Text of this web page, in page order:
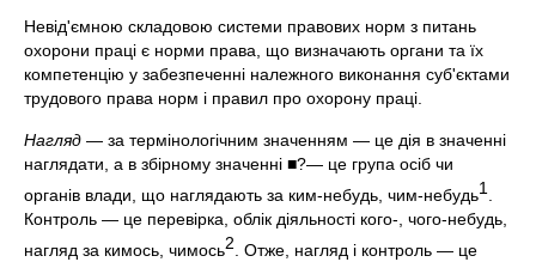
Невід'ємною складовою системи правових норм з питань
охорони праці є норми права, що визначають органи та їх
компетенцію у забезпеченні належного виконання суб'єктами
трудового права норм і правил про охорону праці.
Нагляд — за термінологічним значенням — це дія в значенні
наглядати, а в збірному значенні ■?— це група осіб чи
органів влади, що наглядають за ким-небудь, чим-небудь1
Контроль — це перевірка, облік діяльності кого-, чого-небудь,
нагляд за кимось, чимось2 . Отже, нагляд і контроль — це